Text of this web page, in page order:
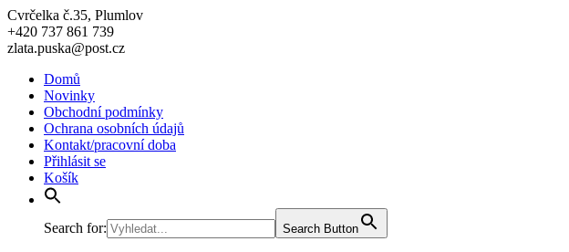
Cvrčelka č.35, Plumlov
+420 737 861 739
zlata.puska@post.cz
Domů
Novinky
Obchodní podmínky
Ochrana osobních údajů
Kontakt/pracovní doba
Přihlásit se
Košík
Search for: Search Button